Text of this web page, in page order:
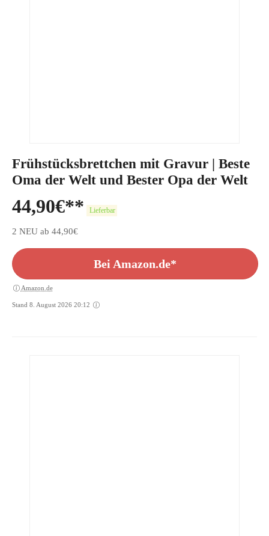
Frühstücksbrettchen mit Gravur | Beste
Oma der Welt und Bester Opa der Welt
44,90€ Lieferbar
2 NEU ab 44,90€
Bei Amazon.de*
Amazon.de
Stand 8. August 2026 20:12